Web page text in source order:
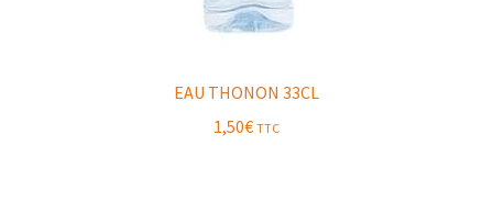
EAU THONON 33CL
1,50€ TTC